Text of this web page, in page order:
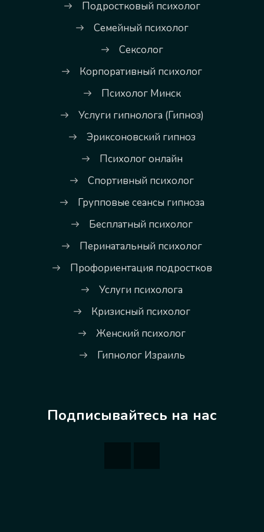
Подростковый психолог
Семейный психолог
Сексолог
Корпоративный психолог
Психолог Минск
Услуги гипнолога (Гипноз)
Эриксоновский гипноз
Психолог онлайн
Спортивный психолог
Групповые сеансы гипноза
Бесплатный психолог
Перинатальный психолог
Профориентация подростков
Услуги психолога
Кризисный психолог
Женский психолог
Гипнолог Израиль
Подписывайтесь на нас